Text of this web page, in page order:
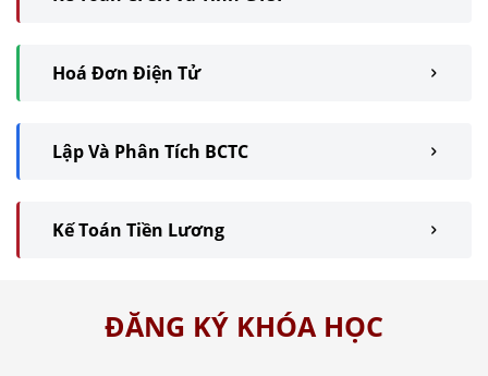
Hoá Đơn Điện Tử
Lập Và Phân Tích BCTC
Kế Toán Tiền Lương
ĐĂNG KÝ KHÓA HỌC